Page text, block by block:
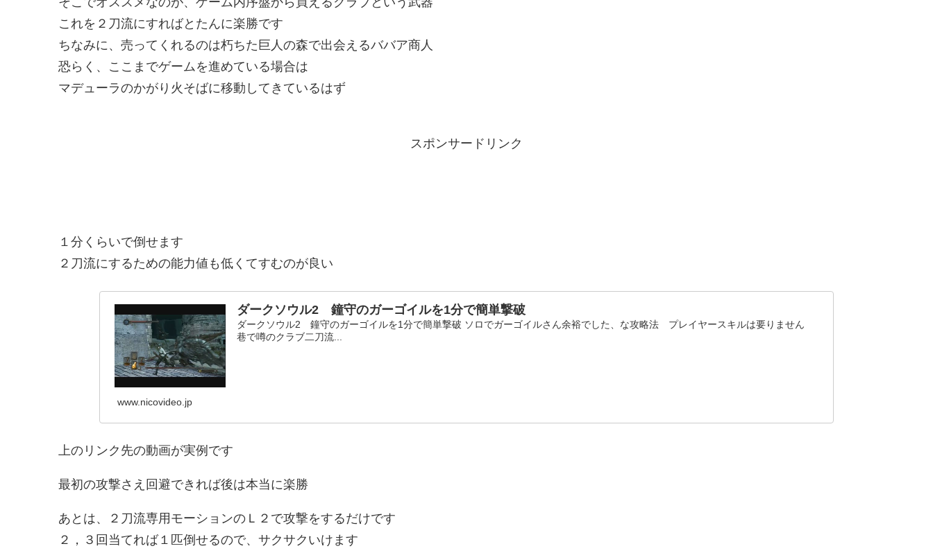
これを２刀流にすればとたんに楽勝です
ちなみに、売ってくれるのは朽ちた巨人の森で出会えるババア商人
恐らく、ここまでゲームを進めている場合は
マデューラのかがり火そばに移動してきているはず
スポンサードリンク
１分くらいで倒せます
２刀流にするための能力値も低くてすむのが良い
ダークソウル2 鐘守のガーゴイルを1分で簡単撃破
ダークソウル2 鐘守のガーゴイルを1分で簡単撃破 ソロでガーゴイルさん余裕でした、な攻略法 プレイヤースキルは要りません
巷で噂のクラブ二刀流...
www.nicovideo.jp
上のリンク先の動画が実例です
最初の攻撃さえ回避できれば後は本当に楽勝
あとは、２刀流専用モーションのＬ２で攻撃をするだけです
２，３回当てれば１匹倒せるので、サクサクいけます